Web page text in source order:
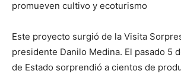
Este proyecto surgió de la Visita
presidente Danilo Medina. El pasado 5
de Estado sorprendió a cientos de